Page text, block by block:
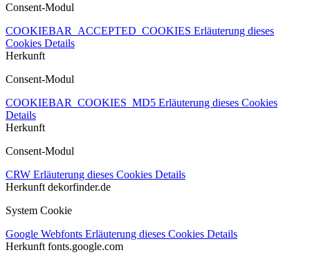
Consent-Modul
COOKIEBAR_ACCEPTED_COOKIES Erläuterung dieses
Cookies Details
Herkunft
Consent-Modul
COOKIEBAR_COOKIES_MD5 Erläuterung dieses Cookies
Details
Herkunft
Consent-Modul
CRW Erläuterung dieses Cookies Details
Herkunft dekorfinder.de
System Cookie
Google Webfonts Erläuterung dieses Cookies Details
Herkunft fonts.google.com